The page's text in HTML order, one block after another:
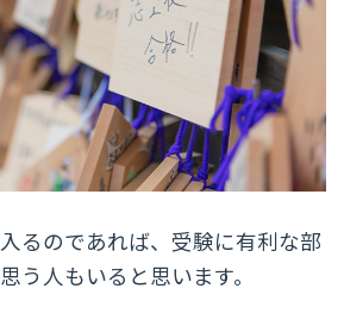
るのであれば、受験に有利な部
う人もいると思います。